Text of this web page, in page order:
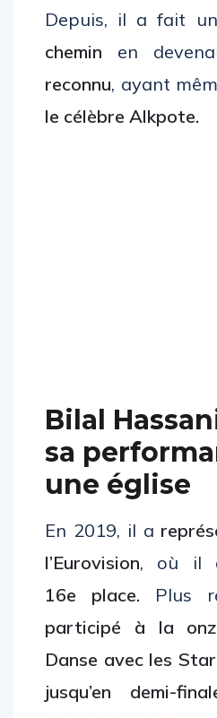
Depuis, il a fait
chemin en
reconnu, ayant
le célèbre Alkpote.
Bilal
sa
une église
En 2019, il a
l’Eurovision, où il
16e place. Plus
participé à la
Danse avec les
jusqu’en demi-